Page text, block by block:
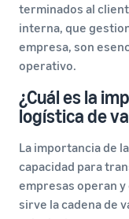
terminados al
interna, que
empresa, son
operativo.
¿Cuál es la
logística de
La importancia de
capacidad para
empresas operan y
sirve la cadena de